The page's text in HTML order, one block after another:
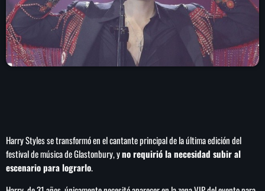
play_arrow LA CAMPESINA 104.5 FM
play_arrow LA CAMPESINA GEORGIA
NOTAS
PROGRAMACIÓN
Harry Styles se transformó en el cantante principal de la última edición del
festival de música de Glastonbury, yno requirió la necesidad subir al
escenario para lograrlo.